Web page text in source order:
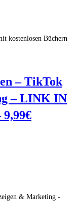
kostenlosen Büchern
– TikTok
– LINK IN
& Marketing -